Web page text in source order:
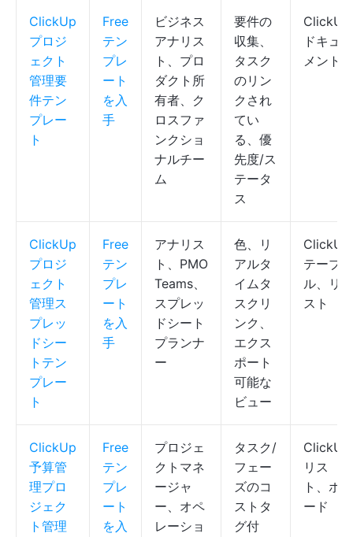
ClickUp
プロジ
ェクト
管理要
件テン
プレー
ト
Free
テン
プレ
ート
を入
手
ビジネス
アナリス
ト、プロ
ダクト所
有者、ク
ロスファ
ンクショ
ナルチー
ム
要件の
収集、
タスク
のリン
クされ
てい
る、優
先度/ス
テータ
ス
ClickUp
ドキュ
メント
ClickUp
プロジ
ェクト
管理ス
プレッ
ドシー
トテン
プレー
ト
Free
テン
プレ
ート
を入
手
アナリス
ト、PMO
Teams、
スプレッ
ドシート
プランナ
ー
色、リ
アルタ
イムタ
スクリ
ンク、
エクス
ポート
可能な
ビュー
ClickUp
テーブ
ル、リ
スト
ClickUp
予算管
理プロ
ジェク
ト管理
Free
テン
プレ
ート
を入
プロジェ
クトマネ
ージャ
ー、オペ
レーショ
タスク/
フェー
ズのコ
ストタ
グ付
ClickUp
リス
ト、ボ
ード